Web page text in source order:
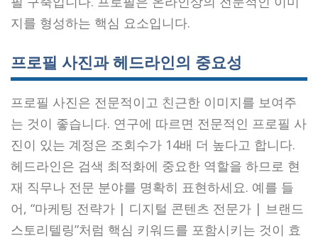
지를 형성하는 핵심 요소입니다.
프로필 사진과 헤드라인의 중요성
프로필 사진은 전문적이고 친근한 이미지를 보여주
는 것이 좋습니다. 연구에 따르면 전문적인 프로필 사
진이 있는 계정은 조회수가 14배 더 높다고 합니다.
헤드라인은 검색 최적화에 중요한 역할을 하므로 현
재 직무나 전문 분야를 명확히 표현하세요. 예를 들
어, “마케팅 전략가 | 디지털 콘텐츠 전문가 | 브랜드
스토리텔링”처럼 핵심 키워드를 포함시키는 것이 효